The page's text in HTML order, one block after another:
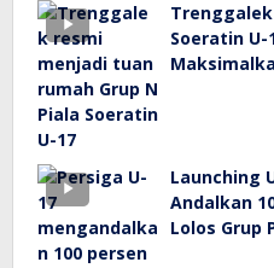
Trenggalek
Soeratin
Launching
Andalkan
Lolos Grup